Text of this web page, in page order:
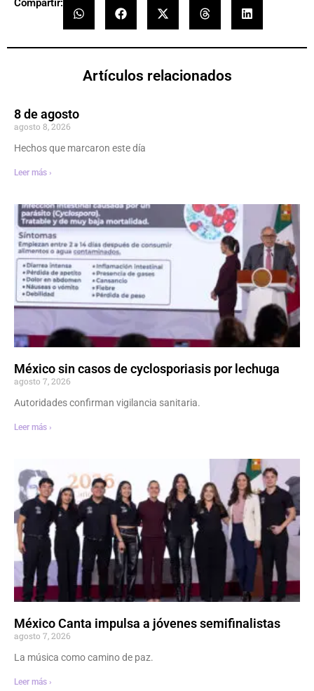
Compartir:
Artículos relacionados
8 de agosto
agosto 8, 2026
Hechos que marcaron este día
Leer más ›
México sin casos de cyclosporiasis por lechuga
agosto 7, 2026
Autoridades confirman vigilancia sanitaria.
Leer más ›
México Canta impulsa a jóvenes semifinalistas
agosto 7, 2026
La música como camino de paz.
Leer más ›